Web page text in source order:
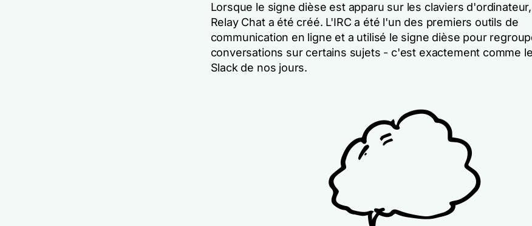
Lorsque le signe dièse est apparu sur les claviers
Relay Chat a été créé. L'IRC a été l'un des premiers outils de
communication en ligne et a utilisé le signe dièse pour
conversations sur certains sujets - c'est exactement comme
Slack de nos jours.